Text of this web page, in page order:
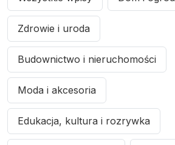
Zdrowie i uroda
Budownictwo i nieruchomości
Moda i akcesoria
Edukacja, kultura i rozrywka